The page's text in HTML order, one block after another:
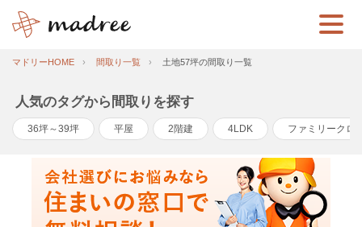
マドリーHOME 間取り一覧 土地57坪の間取り一覧
人気のタグから間取りを探す
36坪～39坪 平屋 2階建 4LDK ファミリークロ